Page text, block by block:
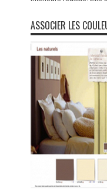
ASSOCIER LES